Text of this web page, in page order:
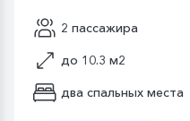
2 пассажира
до 10.3 м2
два спальных места